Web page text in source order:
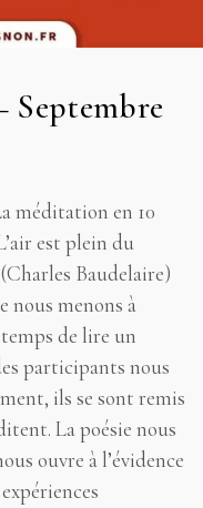
Septembre
méditation en 10
est plein du
Baudelaire)
nous menons à
de lire un
participants nous
ils se sont remis
La poésie nous
ouvre à l’évidence